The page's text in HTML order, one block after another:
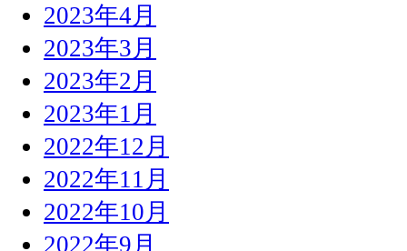
2023年4月
2023年3月
2023年2月
2023年1月
2022年12月
2022年11月
2022年10月
2022年9月